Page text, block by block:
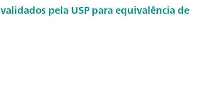
pela USP para equivalência de